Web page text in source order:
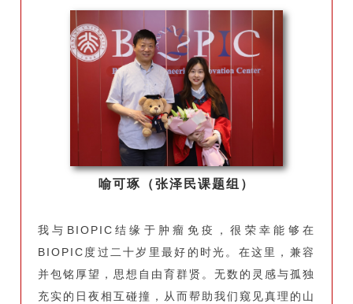
喻可琢（张泽民课题组）
我与BIOPIC结缘于肿瘤免疫，很荣幸能够在
BIOPIC度过二十岁里最好的时光。在这里，兼容
并包铭厚望，思想自由育群贤。无数的灵感与孤独
充实的日夜相互碰撞，从而帮助我们窥见真理的山